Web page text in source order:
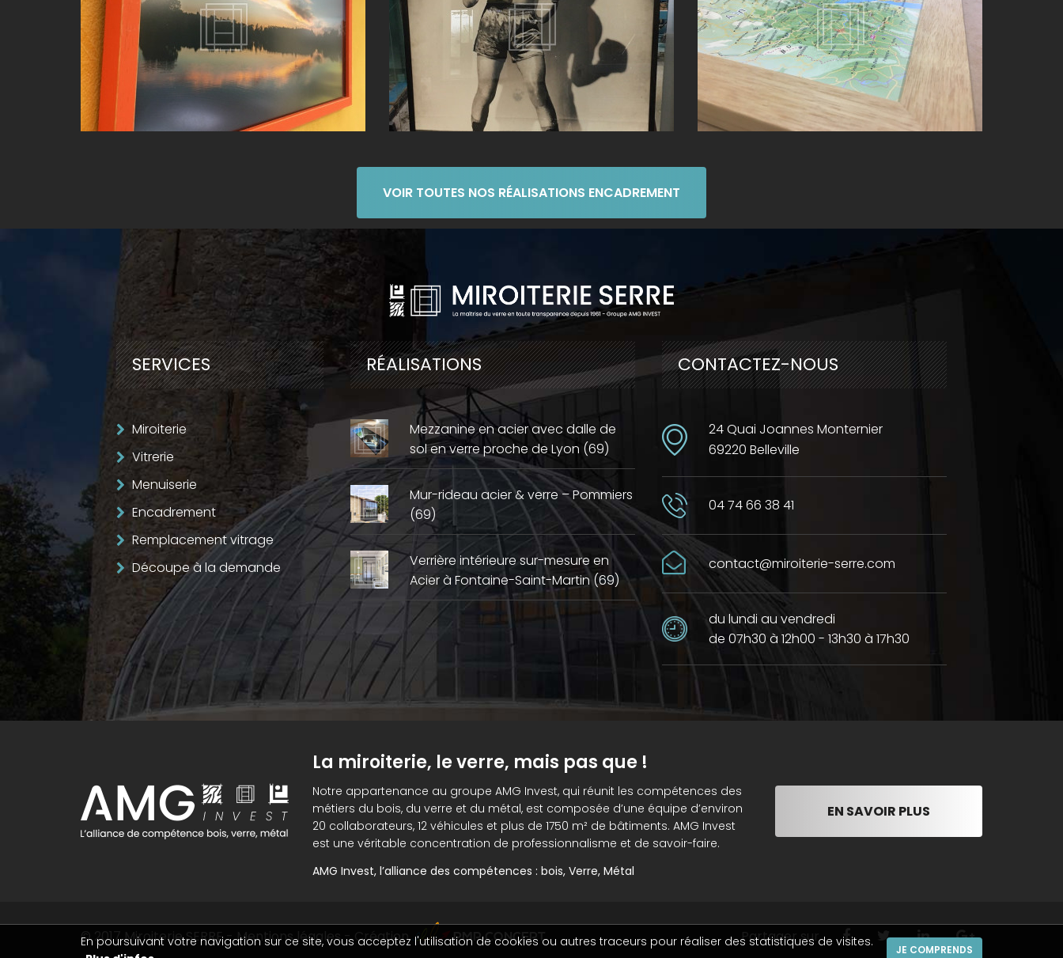
ENCADREMENT PHOTO À BELLEVILLE-EN-BEAUJOLAIS
(69)
ENCADREMENT DE TABLEAU PROCHE DE CHÂTILLON
SUR CHALARONNE
ENCADREMENT BOIS TABLEAUX À BELLEVILLE-EN-
BEAUJOLAIS (69)
VOIR TOUTES NOS RÉALISATIONS ENCADREMENT
SERVICES
Miroiterie
Vitrerie
Menuiserie
Encadrement
Remplacement vitrage
Découpe à la demande
RÉALISATIONS
Mezzanine en acier avec dalle de
sol en verre proche de Lyon (69)
Mur-rideau acier & verre – Pommiers
(69)
Verrière intérieure sur-mesure en
Acier à Fontaine-Saint-Martin (69)
CONTACTEZ-NOUS
24 Quai Joannes Monternier
69220 Belleville
04 74 66 38 41
contact@miroiterie-serre.com
du lundi au vendredi
de 07h30 à 12h00 - 13h30 à 17h30
La miroiterie, le verre, mais pas que !
Notre appartenance au groupe AMG Invest, qui réunit les compétences des
métiers du bois, du verre et du métal, est composée d’une équipe d’environ
20 collaborateurs, 12 véhicules et plus de 1750 m² de bâtiments. AMG Invest
est une véritable concentration de professionnalisme et de savoir-faire.
AMG Invest, l’alliance des compétences : bois, Verre, Métal
EN SAVOIR PLUS
© 2017Miroiterie SERRE-Mentions légales- Création PMP CONCEPT Partager sur
En poursuivant votre navigation sur ce site, vous acceptez l'utilisation de cookies ou autres traceurs pour réaliser des statistiques de visites.
JE COMPRENDS